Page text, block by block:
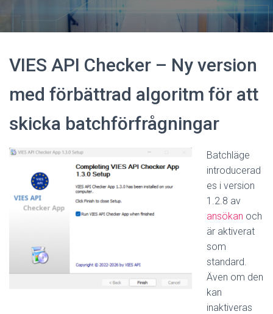
VIES API Checker – Ny version
med förbättrad algoritm för att
skicka batchförfrågningar
Batchläge
introducerad
es i version
1.2.8 av
ansökan och
är aktiverat
som
standard.
Även om den
kan
inaktiveras